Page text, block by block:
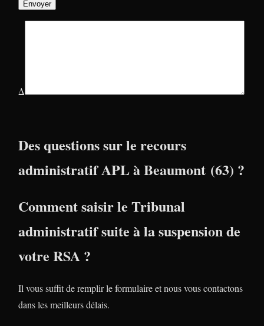
Δ
Des questions sur le recours
administratif APL à Beaumont (63) ?
Comment saisir le Tribunal
administratif suite à la suspension de
votre RSA ?
Il vous suffit de remplir le formulaire et nous vous contactons
dans les meilleurs délais.